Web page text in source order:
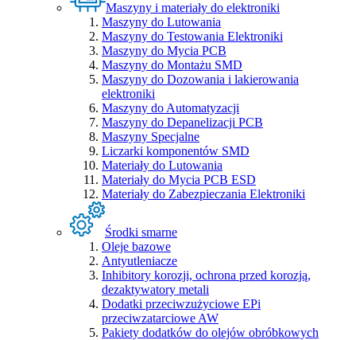
Maszyny i materiały do elektroniki
Maszyny do Lutowania
Maszyny do Testowania Elektroniki
Maszyny do Mycia PCB
Maszyny do Montażu SMD
Maszyny do Dozowania i lakierowania
elektroniki
Maszyny do Automatyzacji
Maszyny do Depanelizacji PCB
Maszyny Specjalne
Liczarki komponentów SMD
Materiały do Lutowania
Materiały do Mycia PCB ESD
Materiały do Zabezpieczania Elektroniki
Środki smarne
Oleje bazowe
Antyutleniacze
Inhibitory korozji, ochrona przed korozją,
dezaktywatory metali
Dodatki przeciwzużyciowe EPi
przeciwzatarciowe AW
Pakiety dodatków do olejów obróbkowych